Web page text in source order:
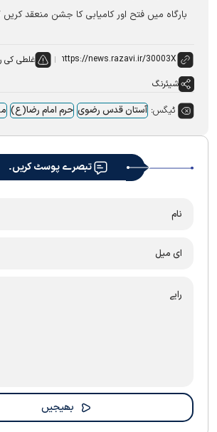
بارگاہ میں فتح اور کامیابی کا جشن منعقد کریں
غلطی کی
شیئرنگ
ٹیگس: آستان قدس رضوی حرم امام رضا(ع)
تبصرے پوسٹ کریں۔